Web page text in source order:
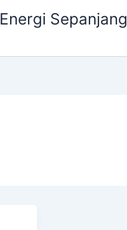
Sepanjang